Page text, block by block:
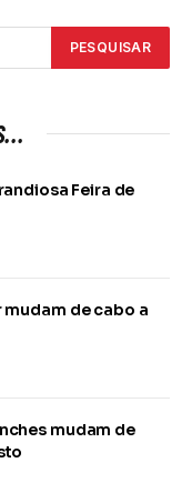
Feira de
de cabo a
mudam de